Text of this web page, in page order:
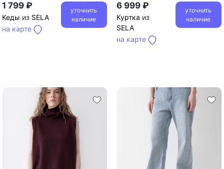
1 799 ₽
Кеды из SELA
на карте
уточнить
наличие
6 999 ₽
Куртка из
SELA
на карте
уточнить
наличие